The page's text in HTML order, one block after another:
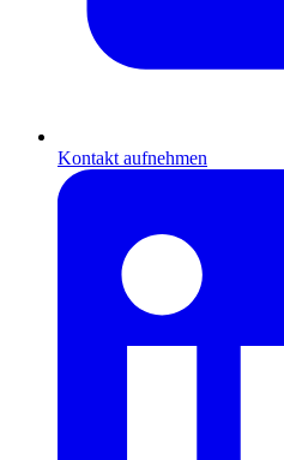
Kontakt aufnehmen